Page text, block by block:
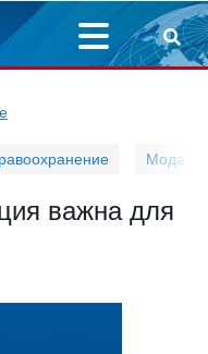
Мода
важна для